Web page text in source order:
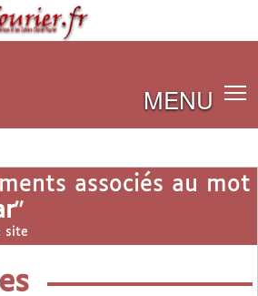
MENU
associés au mot
"
site